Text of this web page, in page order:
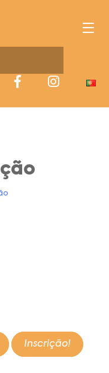
Inscrição!